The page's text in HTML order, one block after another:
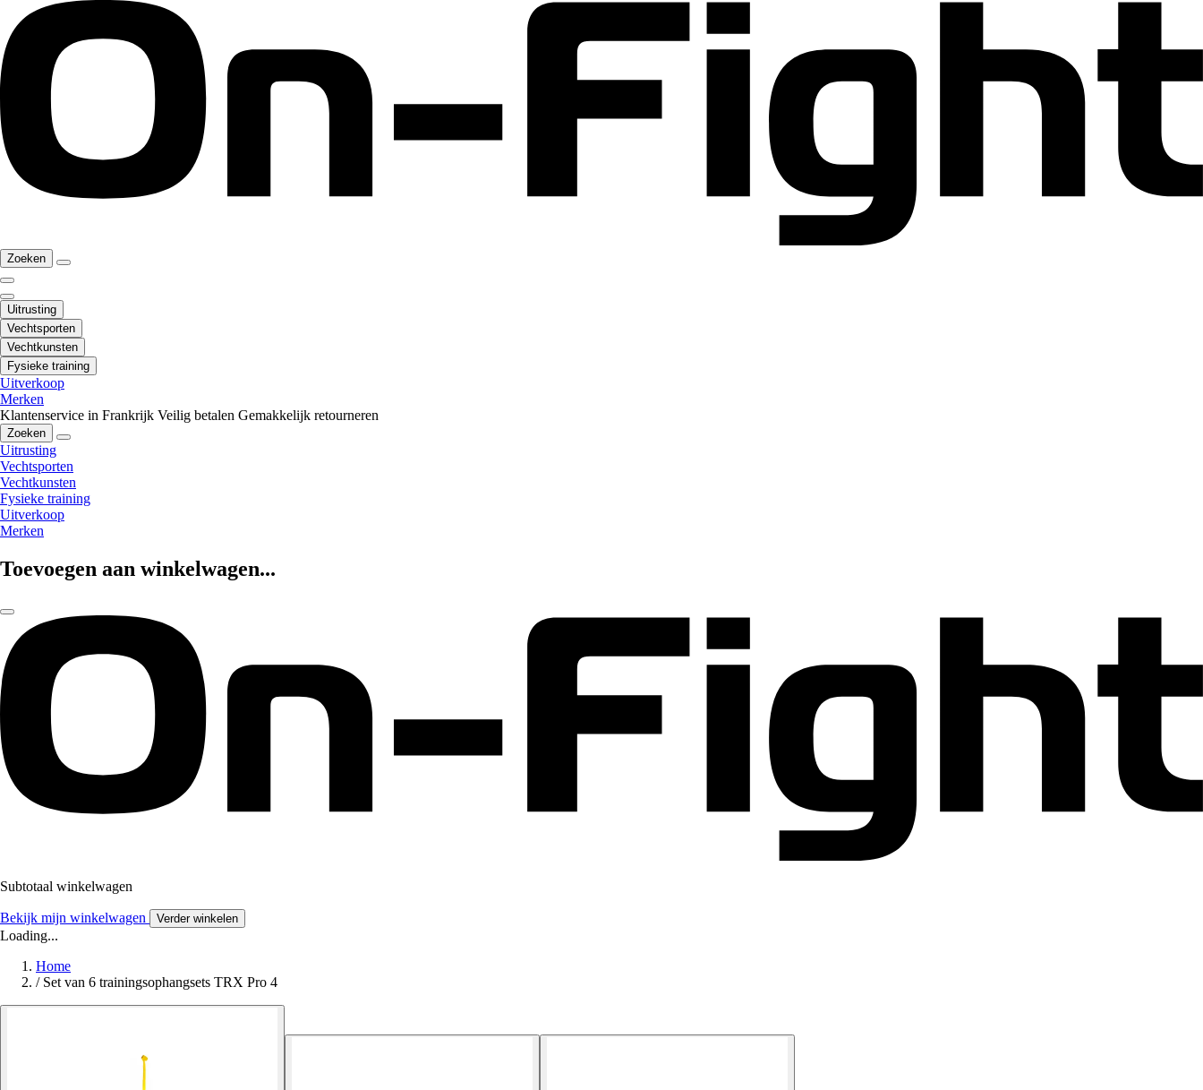
Zoeken
Uitrusting
Vechtsporten
Vechtkunsten
Fysieke training
Uitverkoop
Merken
Klantenservice in Frankrijk Veilig betalen Gemakkelijk retourneren
Zoeken
Uitrusting
Vechtsporten
Vechtkunsten
Fysieke training
Uitverkoop
Merken
Toevoegen aan winkelwagen...
Subtotaal winkelwagen
Bekijk mijn winkelwagen Verder winkelen
Loading...
Home
/ Set van 6 trainingsophangsets TRX Pro 4